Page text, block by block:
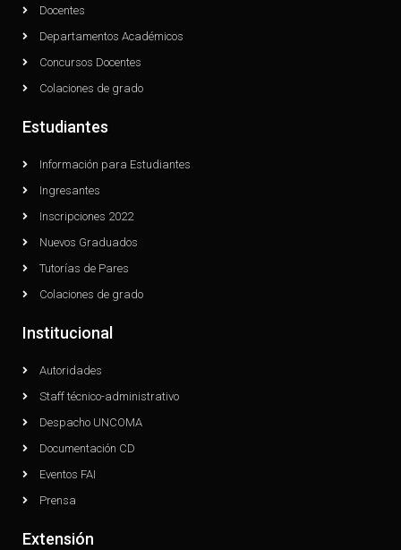
Docentes
Departamentos Académicos
Concursos Docentes
Colaciones de grado
Estudiantes
Información para Estudiantes
Ingresantes
Inscripciones 2022
Nuevos Graduados
Tutorías de Pares
Colaciones de grado
Institucional
Autoridades
Staff técnico-administrativo
Despacho UNCOMA
Documentación CD
Eventos FAI
Prensa
Extensión